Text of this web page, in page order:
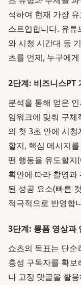
석하여 현재 가장
스트업합니다. 유튜
와 시청 시간대 등
츠를 언제, 누구에
2단계: 비즈니스PT
분석을 통해 얻은
임워크에 맞춰 구
의 첫 3초 안에 시
할지, 핵심 메시지
떤 행동을 유도할지
획안에 따라 촬영과
된 성공 요소(빠른
적극적으로 반영합
3단계: 롱폼 영상과
쇼츠의 목표는 단순
충성 구독자를 확보
나 고정 댓글을 활